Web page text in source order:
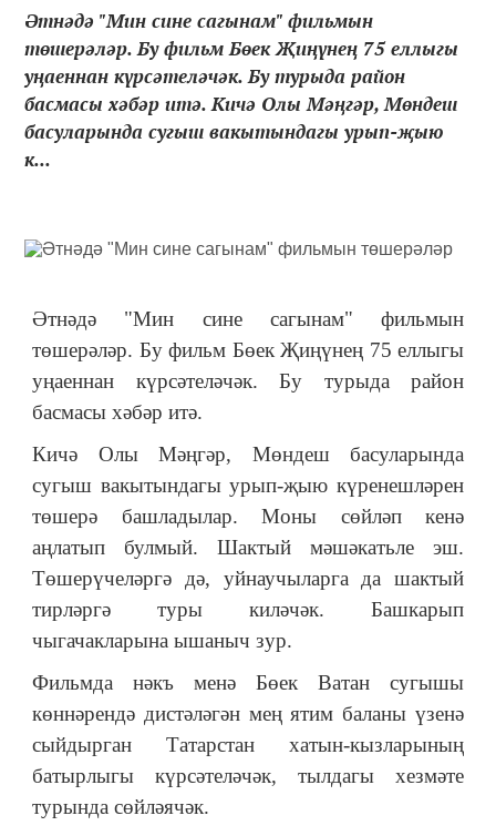
Әтнәдә "Мин сине сагынам" фильмын
төшерәләр. Бу фильм Бөек Җиңүнең 75 еллыгы
уңаеннан күрсәтеләчәк. Бу турыда район
басмасы хәбәр итә. Кичә Олы Мәңгәр, Мөндеш
басуларында сугыш вакытындагы урып-җыю
к...
Әтнәдә "Мин сине сагынам" фильмын
төшерәләр. Бу фильм Бөек Җиңүнең 75 еллыгы
уңаеннан күрсәтеләчәк. Бу турыда район
басмасы хәбәр итә.
Кичә Олы Мәңгәр, Мөндеш басуларында
сугыш вакытындагы урып-җыю күренешләрен
төшерә башладылар. Моны сөйләп кенә
аңлатып булмый. Шактый мәшәкатьле эш.
Төшерүчеләргә дә, уйнаучыларга да шактый
тирләргә туры киләчәк. Башкарып
чыгачакларына ышаныч зур.
Фильмда нәкъ менә Бөек Ватан сугышы
көннәрендә дистәләгән мең ятим баланы үзенә
сыйдырган Татарстан хатын-кызларының
батырлыгы күрсәтеләчәк, тылдагы хезмәте
турында сөйләячәк.